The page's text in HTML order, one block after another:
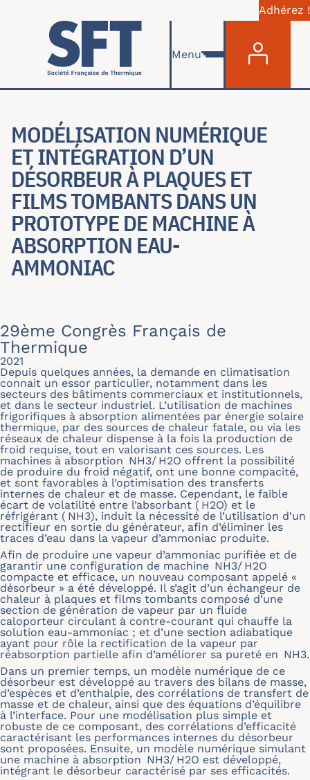
Skip to main content
Adhérez !
Menu
MODÉLISATION NUMÉRIQUE
ET INTÉGRATION D’UN
DÉSORBEUR À PLAQUES ET
FILMS TOMBANTS DANS UN
PROTOTYPE DE MACHINE À
ABSORPTION EAU-
AMMONIAC
29ème Congrès Français de
Thermique
2021
Depuis quelques années, la demande en climatisation
connait un essor particulier, notamment dans les
secteurs des bâtiments commerciaux et institutionnels,
et dans le secteur industriel. L’utilisation de machines
frigorifiques à absorption alimentées par énergie solaire
thermique, par des sources de chaleur fatale, ou via les
réseaux de chaleur dispense à la fois la production de
froid requise, tout en valorisant ces sources. Les
machines à absorption NH3/ H2O offrent la possibilité
de produire du froid négatif, ont une bonne compacité,
et sont favorables à l’optimisation des transferts
internes de chaleur et de masse. Cependant, le faible
écart de volatilité entre l’absorbant ( H2O) et le
réfrigérant ( NH3), induit la nécessité de l’utilisation d’un
rectifieur en sortie du générateur, afin d’éliminer les
traces d’eau dans la vapeur d’ammoniac produite.
Afin de produire une vapeur d’ammoniac purifiée et de
garantir une configuration de machine NH3/ H2O
compacte et efficace, un nouveau composant appelé «
désorbeur » a été développé. Il s’agit d’un échangeur de
chaleur à plaques et films tombants composé d’une
section de génération de vapeur par un fluide
caloporteur circulant à contre-courant qui chauffe la
solution eau-ammoniac ; et d’une section adiabatique
ayant pour rôle la rectification de la vapeur par
réabsorption partielle afin d’améliorer sa pureté en NH3.
Dans un premier temps, un modèle numérique de ce
désorbeur est développé au travers des bilans de masse,
d’espèces et d’enthalpie, des corrélations de transfert de
masse et de chaleur, ainsi que des équations d’équilibre
à l’interface. Pour une modélisation plus simple et
robuste de ce composant, des corrélations d’efficacité
caractérisant les performances internes du désorbeur
sont proposées. Ensuite, un modèle numérique simulant
une machine à absorption NH3/ H2O est développé,
intégrant le désorbeur caractérisé par ses efficacités.